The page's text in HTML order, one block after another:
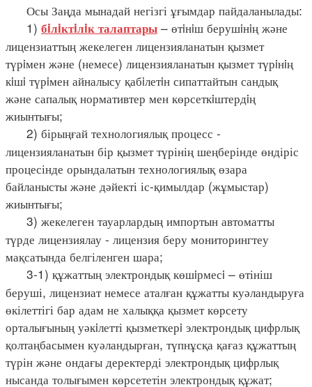
Осы Заңда мынадай негізгі ұғымдар пайдаланылады:
1) бiлiктiлiк талаптары – өтiнiш берушiнiң және
лицензиаттың жекелеген лицензияланатын қызмет
түрiмен және (немесе) лицензияланатын қызмет түрiнiң
кiшi түрiмен айналысу қабiлетiн сипаттайтын сандық
және сапалық нормативтер мен көрсеткiштердiң
жиынтығы;
2) бірыңғай технологиялық процесс -
лицензияланатын бір қызмет түрінің шеңберінде өндіріс
процесінде орындалатын технологиялық өзара
байланысты және дәйекті іс-қимылдар (жұмыстар)
жиынтығы;
3) жекелеген тауарлардың импортын автоматты
түрде лицензиялау - лицензия беру мониторингтеу
мақсатында белгіленген шара;
3-1) құжаттың электрондық көшiрмесi – өтініш
беруші, лицензиат немесе аталған құжатты куәландыруға
өкілеттігі бар адам не халыққа қызмет көрсету
орталығының уәкiлетті қызметкерi электрондық цифрлық
қолтаңбасымен куәландырған, түпнұсқа қағаз құжаттың
түрін және ондағы деректерді электрондық цифрлық
нысанда толығымен көрсететін электрондық құжат;